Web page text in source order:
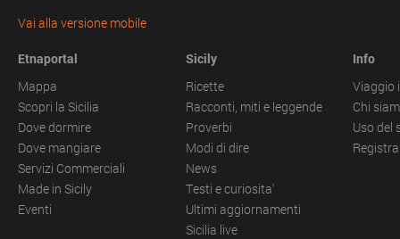
Vai alla versione mobile
Etnaportal
Mappa
Scopri la Sicilia
Dove dormire
Dove mangiare
Servizi Commerciali
Made in Sicily
Eventi
Sicily
Ricette
Racconti, miti e leggende
Proverbi
Modi di dire
News
Testi e curiosita'
Ultimi aggiornamenti
Sicilia live
Info
Viaggio
Chi
Uso del